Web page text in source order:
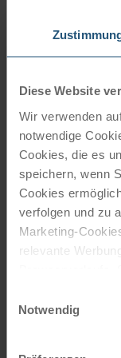
Diese Website
Wir verwenden
notwendige
Cookies, die es
speichern, wenn
Cookies
verfolgen und zu
Marketing-
relevante
entscheiden, nur
Notwendig
Mit